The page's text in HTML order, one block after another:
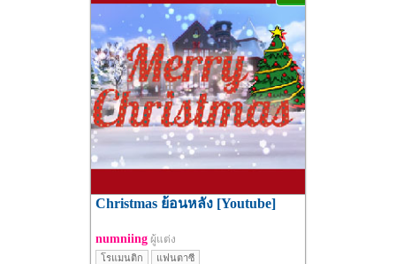
Christmas ย้อนหลัง [Youtube]
numniing ผู้แต่ง
โรแมนติก แฟนตาซี